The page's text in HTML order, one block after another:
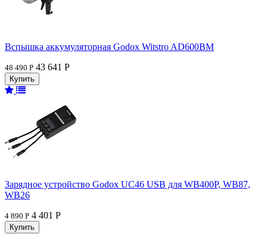
Вспышка аккумуляторная Godox Witstro AD600BM
48 490 Р 43 641 Р
Зарядное устройство Godox UC46 USB для WB400P, WB87,
WB26
4 890 Р 4 401 Р